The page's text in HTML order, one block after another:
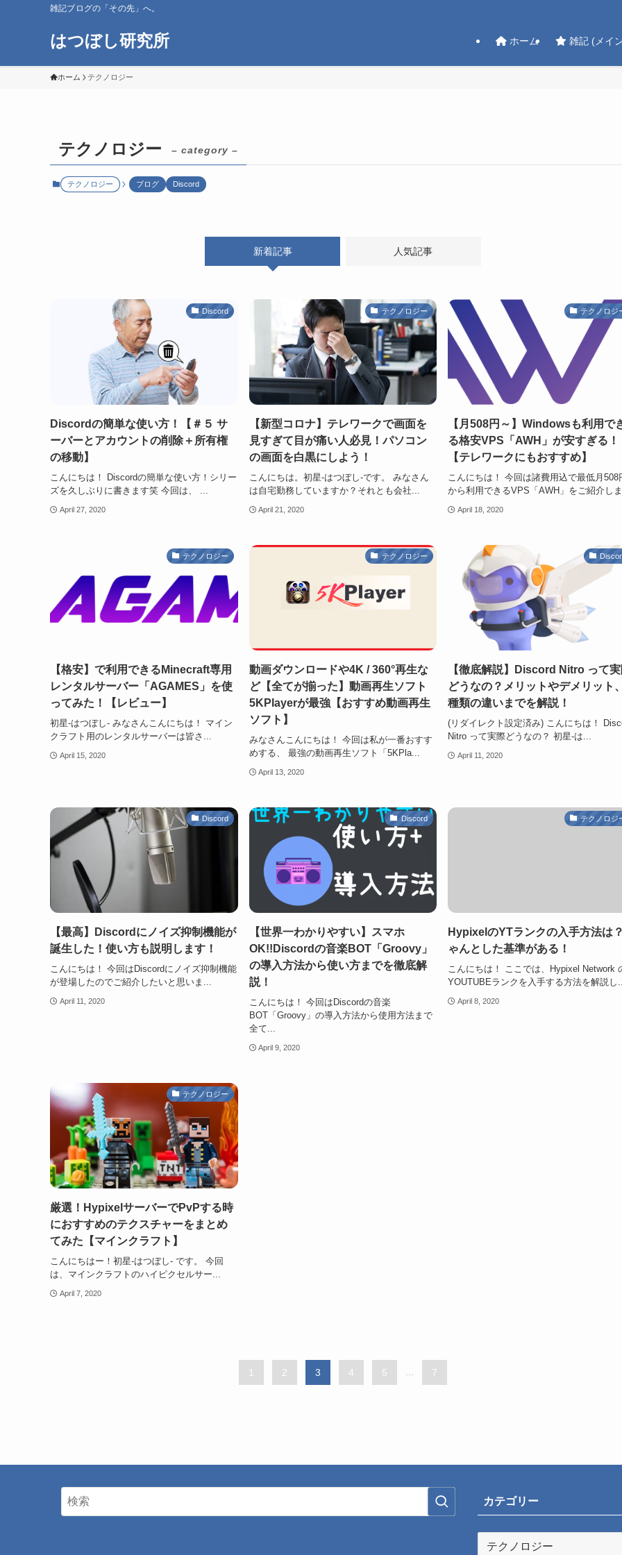
雑記ブログの「その先」へ。
はつぼし研究所 ホーム 雑記 (メイ
ホーム テクノロジー
テクノロジー – category –
テクノロジー ブログ Discord
新着記事 人気記事
Discord
Discordの簡単な使い方！【＃５ サ
ーバーとアカウントの削除＋所有権
の移動】
こんにちは！ Discordの簡単な使い方！シリー
ズを久しぶりに書きます笑 今回は、 ...
April 27, 2020
テクノロジー
【新型コロナ】テレワークで画面を
見すぎて目が痛い人必見！パソコン
の画面を白黒にしよう！
こんにちは。初星-はつぼし-です。 みなさん
は自宅勤務していますか？それとも会社...
April 21, 2020
テクノロジ
【月508円～】Windowsも利用で
る格安VPS「AWH」が安すぎる！
【テレワークにもおすすめ】
こんにちは！ 今回は諸費用込で最低月508
から利用できるVPS「AWH」をご紹介し
April 18, 2020
テクノロジー
【格安】で利用できるMinecraft専用
レンタルサーバー「AGAMES」を使
ってみた！【レビュー】
初星-はつぼし- みなさんこんにちは！ マイン
クラフト用のレンタルサーバーは皆さ...
April 15, 2020
テクノロジー
動画ダウンロードや4K / 360°再生な
ど【全てが揃った】動画再生ソフト
5KPlayerが最強【おすすめ動画再生
ソフト】
みなさんこんにちは！ 今回は私が一番おすす
めする、 最強の動画再生ソフト「5KPla...
April 13, 2020
【徹底解説】Discord Nitro って
どうなの？メリットやデメリット
種類の違いまでを解説！
(リダイレクト設定済み) こんにちは！
Nitro って実際どうなの？ 初星-は...
April 11, 2020
Discord
【最高】Discordにノイズ抑制機能が
誕生した！使い方も説明します！
こんにちは！ 今回はDiscordにノイズ抑制機能
が登場したのでご紹介したいと思いま...
April 11, 2020
Discord
【世界一わかりやすい】スマホ
OK!!Discordの音楽BOT「Groovy」
の導入方法から使い方までを徹底解
説！
こんにちは！ 今回はDiscordの音楽
BOT「Groovy」の導入方法から使用方法まで
全て...
April 9, 2020
テクノロジ
HypixelのYTランクの入手方法は
ゃんとした基準がある！
こんにちは！ ここでは、Hypixel Network
YOUTUBEランクを入手する方法を解説し
April 8, 2020
テクノロジー
厳選！HypixelサーバーでPvPする時
におすすめのテクスチャーをまとめ
てみた【マインクラフト】
こんにちはー！初星-はつぼし- です。 今回
は、マインクラフトのハイピクセルサー...
April 7, 2020
1 2 3 4 5 7
カテゴリー